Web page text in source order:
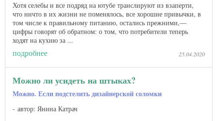
Хотя селебы и все подряд на ютубе транслируют из взаперти,
что ничто в их жизни не поменялось, все хорошие привычки, в
том числе к правильному питанию, остались прежними,—
цифры говорят об обратном: о том, что потребители теперь
ходят на кухню за ...
подробнее 25.04.2020
Можно ли усидеть на штыках?
Можно. Если подстелить дизайнерской соломки
автор: Янина Катрач